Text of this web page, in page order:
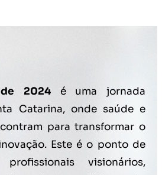
2024 é uma jornada
Catarina, onde saúde e
para transformar o
Este é o ponto de
visionários,